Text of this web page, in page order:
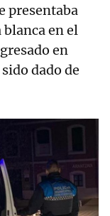
presentaba
en el
en
dado de